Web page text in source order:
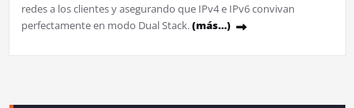
redes a los clientes y asegurando que IPv4 e IPv6 convivan
perfectamente en modo Dual Stack.(más…)